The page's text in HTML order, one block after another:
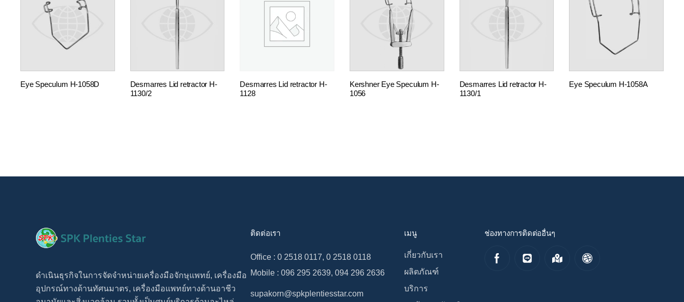
Eye Speculum H-1058D
Desmarres Lid retractor H-
1130/2
Desmarres Lid retractor H-
1128
Kershner Eye Speculum H-
1056
Desmarres Lid retractor H-
1130/1
Eye Speculum H-1058A
ดำเนินธุรกิจในการจัดจำหน่ายเครื่องมือจักษุแพทย์, เครื่องมือ
อุปกรณ์ทางด้านทัศนมาตร, เครื่องมือแพทย์ทางด้านอาชีว
ติดต่อเรา
Office : 0 2518 0117, 0 2518 0118
Mobile : 096 295 2639, 094 296 2636
supakorn@spkplentiesstar.com
เมนู
เกี่ยวกับเรา
ผลิตภัณฑ์
บริการ
ช่องทางการติดต่ออื่นๆ